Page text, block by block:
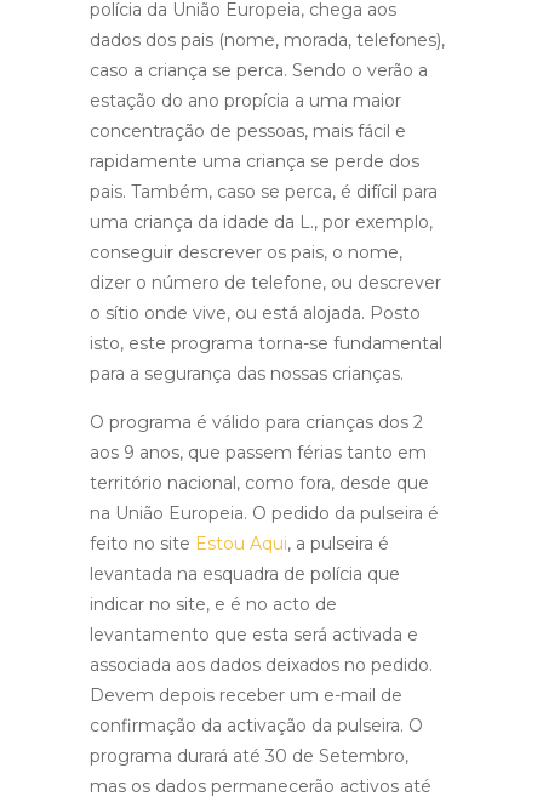
polícia da União Europeia, chega aos
dados dos pais (nome, morada, telefones),
caso a criança se perca. Sendo o verão a
estação do ano propícia a uma maior
concentração de pessoas, mais fácil e
rapidamente uma criança se perde dos
pais. Também, caso se perca, é difícil para
uma criança da idade da L., por exemplo,
conseguir descrever os pais, o nome,
dizer o número de telefone, ou descrever
o sítio onde vive, ou está alojada. Posto
isto, este programa torna-se fundamental
para a segurança das nossas crianças.
O programa é válido para crianças dos 2
aos 9 anos, que passem férias tanto em
território nacional, como fora, desde que
na União Europeia. O pedido da pulseira é
feito no site Estou Aqui, a pulseira é
levantada na esquadra de polícia que
indicar no site, e é no acto de
levantamento que esta será activada e
associada aos dados deixados no pedido.
Devem depois receber um e-mail de
confirmação da activação da pulseira. O
programa durará até 30 de Setembro,
mas os dados permanecerão activos até